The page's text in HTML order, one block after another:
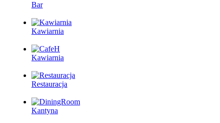
Bar
Kawiarnia
Kawiarnia
Restauracja
Kantyna